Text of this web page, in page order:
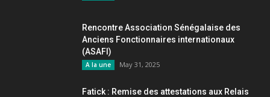
Rencontre Association Sénégalaise des
Anciens Fonctionnaires internationaux
(ASAFI)
A la une May 31, 2025
Fatick : Remise des attestations aux Relais